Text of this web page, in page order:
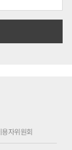
용자위원회